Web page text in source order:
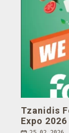
Tzanidis
Expo 2026